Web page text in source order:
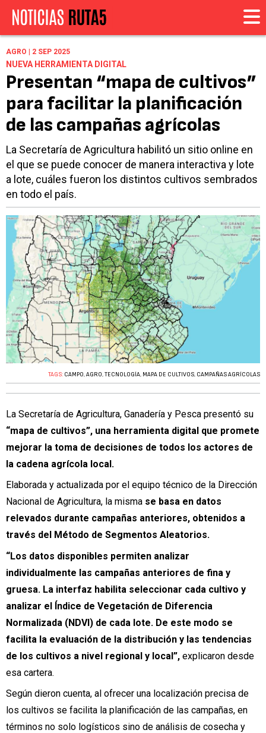
AGRO | 2 SEP 2025
NUEVA HERRAMIENTA DIGITAL
Presentan “mapa de cultivos”
para facilitar la planificación
de las campañas agrícolas
La Secretaría de Agricultura habilitó un sitio online en
el que se puede conocer de manera interactiva y lote
a lote, cuáles fueron los distintos cultivos sembrados
en todo el país.
TAGS: CAMPO,AGRO,TECNOLOGÍA, MAPA DE CULTIVOS, CAMPAÑAS AGRÍCOLAS
La Secretaría de Agricultura, Ganadería y Pesca presentó su
“mapa de cultivos”, una herramienta digital que promete
mejorar la toma de decisiones de todos los actores de
la cadena agrícola local.
Elaborada y actualizada por el equipo técnico de la Dirección
Nacional de Agricultura, la misma se basa en datos
relevados durante campañas anteriores, obtenidos a
través del Método de Segmentos Aleatorios.
“Los datos disponibles permiten analizar
individualmente las campañas anteriores de fina y
gruesa. La interfaz habilita seleccionar cada cultivo y
analizar el Índice de Vegetación de Diferencia
Normalizada (NDVI) de cada lote. De este modo se
facilita la evaluación de la distribución y las tendencias
de los cultivos a nivel regional y local”, explicaron desde
esa cartera.
Según dieron cuenta, al ofrecer una localización precisa de
los cultivos se facilita la planificación de las campañas, en
términos no solo logísticos sino de análisis de cosecha y